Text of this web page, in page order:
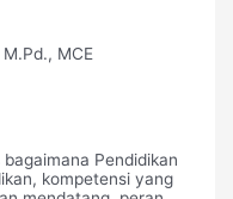
MCE
Pendidikan
kompetensi yang